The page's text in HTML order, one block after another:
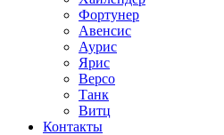
Фортунер
Авенсис
Аурис
Ярис
Версо
Танк
Витц
Контакты